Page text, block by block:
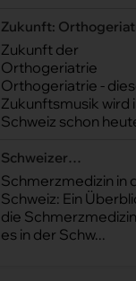
Zukunft:
Zukunft der
Orthogeriatrie
Orthogeriatrie -
Zukunftsmusik wird
Schweiz schon
Schweizer
Schmerzmedizin
Schmerzmedizin in
Schweiz: Ein
die
es in der Schw...